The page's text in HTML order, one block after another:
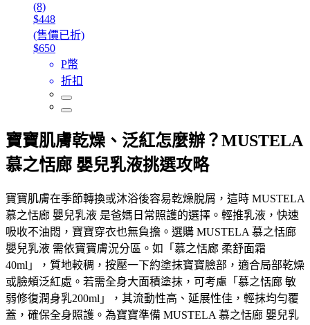
(8)
$448
(售價已折)
$650
P幣
折扣
寶寶肌膚乾燥、泛紅怎麼辦？MUSTELA
慕之恬廊 嬰兒乳液挑選攻略
寶寶肌膚在季節轉換或沐浴後容易乾燥脫屑，這時 MUSTELA
慕之恬廊 嬰兒乳液 是爸媽日常照護的選擇。輕推乳液，快速
吸收不油悶，寶寶穿衣也無負擔。選購 MUSTELA 慕之恬廊
嬰兒乳液 需依寶寶膚況分區。如「慕之恬廊 柔舒面霜
40ml」，質地較稠，按壓一下約塗抹寶寶臉部，適合局部乾燥
或臉頰泛紅處。若需全身大面積塗抹，可考慮「慕之恬廊 敏
弱修復潤身乳200ml」，其流動性高、延展性佳，輕抹均勻覆
蓋，確保全身照護。為寶寶準備 MUSTELA 慕之恬廊 嬰兒乳